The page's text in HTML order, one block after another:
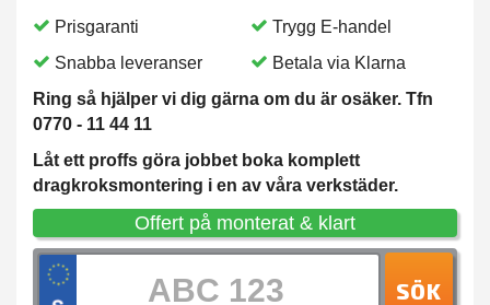
Prisgaranti
Trygg E-handel
Snabba leveranser
Betala via Klarna
Ring så hjälper vi dig gärna om du är osäker. Tfn
0770 - 11 44 11
Låt ett proffs göra jobbet boka komplett
dragkroksmontering i en av våra verkstäder.
Offert på monterat & klart
SÖK